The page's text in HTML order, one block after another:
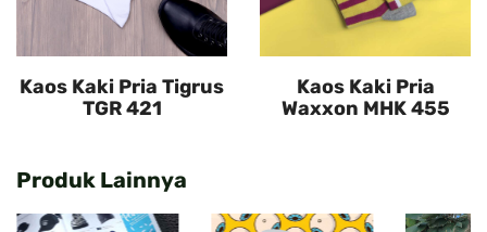
Kaos Kaki Pria Tigrus
TGR 421
Kaos Kaki Pria
Waxxon MHK 455
Produk Lainnya